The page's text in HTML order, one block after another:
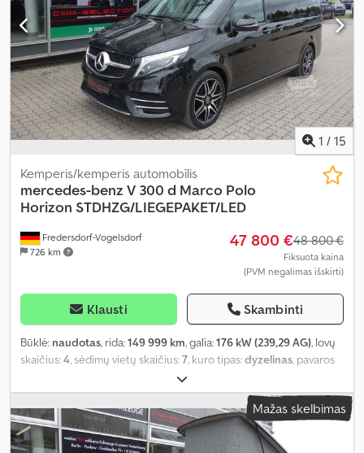
1 / 15
Fredersdorf-Vogelsdorf
726 km
Kemperis/kemperis automobīlis
mercedes-benz V 300 d Marco Polo
Horizon STDHZG/LIEGEPAKET/LED
47 800 €48 800 €
Fiksuota kaina
(PVM negalimas išskirti)
Klausti Skambinti
Būklė: naudotas, rida:149 999 km, galia:176 kW (239,29 AG), lovų
skaičius:4, sėdimų vietų skaičius:7, kuro tipas:dyzelinas, pavaros
juodas, pirmoji registracija:
emisijos klasė:nėra, pakaba:kitas, vairuotojo kabina:kitas, kuras:
dyzelinas, Įranga:ABS, autonominis šildytuvas, borto
kompiuteris, centrinis užraktas, elektroninė stabilumo
programa (ESP), imobilaizerio sistema, kruizo kontrolė,
Mažas skelbimas